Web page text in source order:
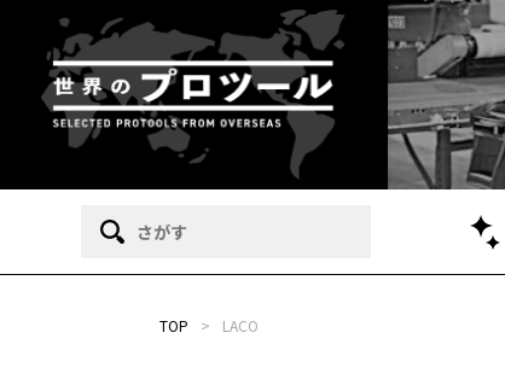
TOP > LACO